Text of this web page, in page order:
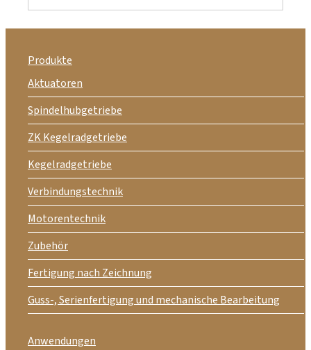
Produkte
Aktuatoren
Spindelhubgetriebe
ZK Kegelradgetriebe
Kegelradgetriebe
Verbindungstechnik
Motorentechnik
Zubehör
Fertigung nach Zeichnung
Guss-, Serienfertigung und mechanische Bearbeitung
Anwendungen